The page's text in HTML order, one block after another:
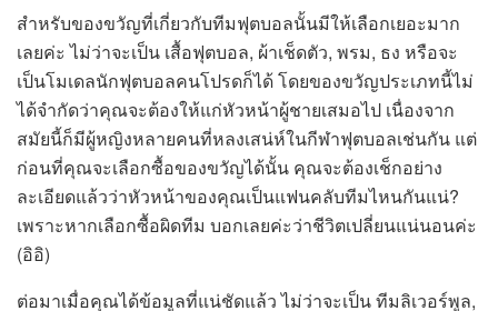
สำหรับของขวัญที่เกี่ยวกับทีมฟุตบอลนั้นมีให้เลือกเยอะมาก
เลยค่ะ ไม่ว่าจะเป็น เสื้อฟุตบอล, ผ้าเช็ดตัว, พรม, ธง หรือจะ
เป็นโมเดลนักฟุตบอลคนโปรดก็ได้ โดยของขวัญประเภทนี้ไม่
ได้จำกัดว่าคุณจะต้องให้แก่หัวหน้าผู้ชายเสมอไป เนื่องจาก
สมัยนี้ก็มีผู้หญิงหลายคนที่หลงเสน่ห์ในกีฬาฟุตบอลเช่นกัน แต่
ก่อนที่คุณจะเลือกซื้อของขวัญได้นั้น คุณจะต้องเช็กอย่าง
ละเอียดแล้วว่าหัวหน้าของคุณเป็นแฟนคลับทีมไหนกันแน่?
เพราะหากเลือกซื้อผิดทีม บอกเลยค่ะว่าชีวิตเปลี่ยนแน่นอนค่ะ
(อิอิ)
ต่อมาเมื่อคุณได้ข้อมูลที่แน่ชัดแล้ว ไม่ว่าจะเป็น ทีมลิเวอร์พูล,